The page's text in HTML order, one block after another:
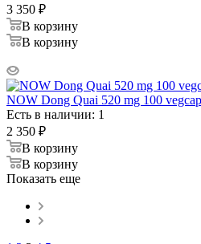
3 350 ₽
В корзину
В корзину
NOW Dong Quai 520 mg 100
Есть в наличии: 1
2 350 ₽
В корзину
В корзину
Показать еще